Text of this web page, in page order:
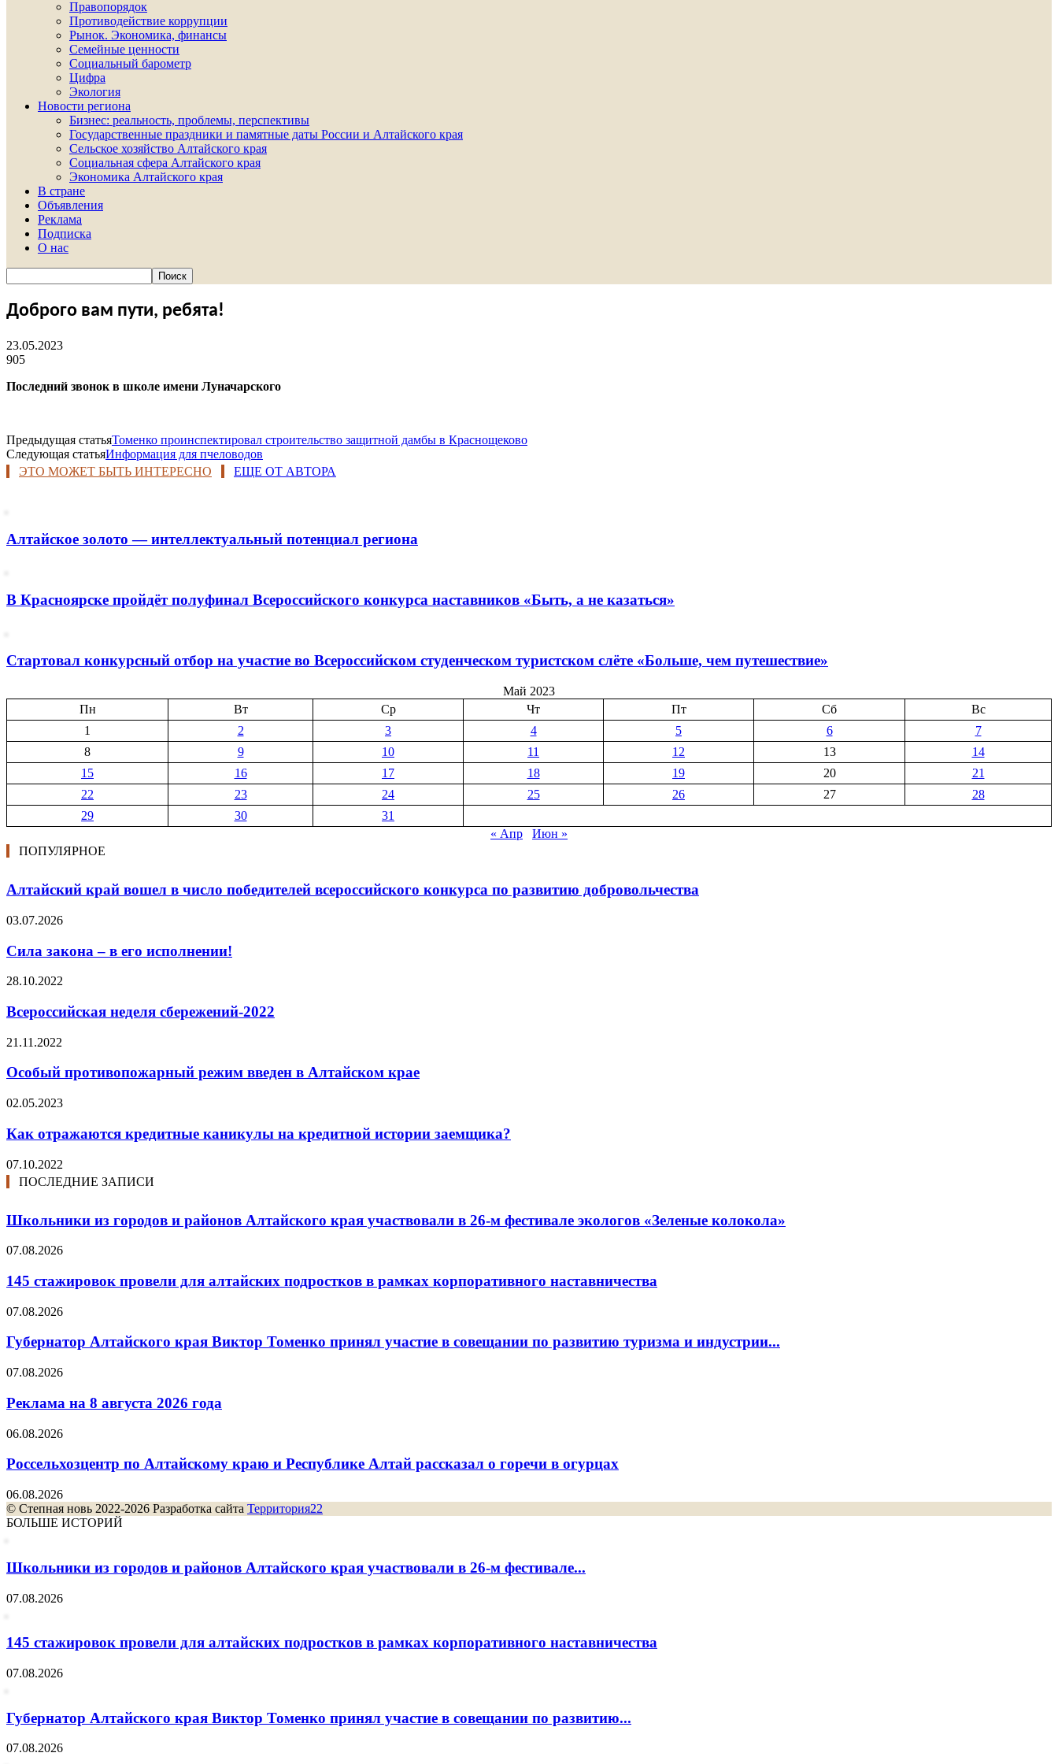
Правопорядок
Противодействие коррупции
Рынок. Экономика, финансы
Семейные ценности
Социальный барометр
Цифра
Экология
Новости региона
Бизнес: реальность, проблемы, перспективы
Государственные праздники и памятные даты России и Алтайского края
Сельское хозяйство Алтайского края
Социальная сфера Алтайского края
Экономика Алтайского края
В стране
Объявления
Реклама
Подписка
О нас
Доброго вам пути, ребята!
23.05.2023
905
Последний звонок в школе имени Луначарского
Предыдущая статьяТоменко проинспектировал строительство защитной дамбы в Краснощеково
Следующая статьяИнформация для пчеловодов
ЭТО МОЖЕТ БЫТЬ ИНТЕРЕСНО
ЕЩЕ ОТ АВТОРА
Алтайское золото — интеллектуальный потенциал региона
В Красноярске пройдёт полуфинал Всероссийского конкурса наставников «Быть, а не казаться»
Стартовал конкурсный отбор на участие во Всероссийском студенческом туристском слёте «Больше, чем путешествие»
Май 2023
Пн
Вт Ср Чт Пт Сб
Вс
1
2 3 4 5 6
7
8
9 10 11 12 13
14
15
16 17 18 19 20
21
22
23 24 25 26 27
28
29
30
31
« Апр
Июн »
ПОПУЛЯРНОЕ
Алтайский край вошел в число победителей всероссийского конкурса по развитию добровольчества
03.07.2026
Сила закона – в его исполнении!
28.10.2022
Всероссийская неделя сбережений-2022
21.11.2022
Особый противопожарный режим введен в Алтайском крае
02.05.2023
Как отражаются кредитные каникулы на кредитной истории заемщика?
07.10.2022
ПОСЛЕДНИЕ ЗАПИСИ
Школьники из городов и районов Алтайского края участвовали в 26-м фестивале экологов «Зеленые колокола»
07.08.2026
145 стажировок провели для алтайских подростков в рамках корпоративного наставничества
07.08.2026
Губернатор Алтайского края Виктор Томенко принял участие в совещании по развитию туризма и индустрии...
07.08.2026
Реклама на 8 августа 2026 года
06.08.2026
Россельхозцентр по Алтайскому краю и Республике Алтай рассказал о горечи в огурцах
06.08.2026
© Степная новь 2022-2026 Разработка сайта Территория22
БОЛЬШЕ ИСТОРИЙ
Школьники из городов и районов Алтайского края участвовали в 26-м фестивале...
07.08.2026
145 стажировок провели для алтайских подростков в рамках корпоративного наставничества
07.08.2026
Губернатор Алтайского края Виктор Томенко принял участие в совещании по развитию...
07.08.2026